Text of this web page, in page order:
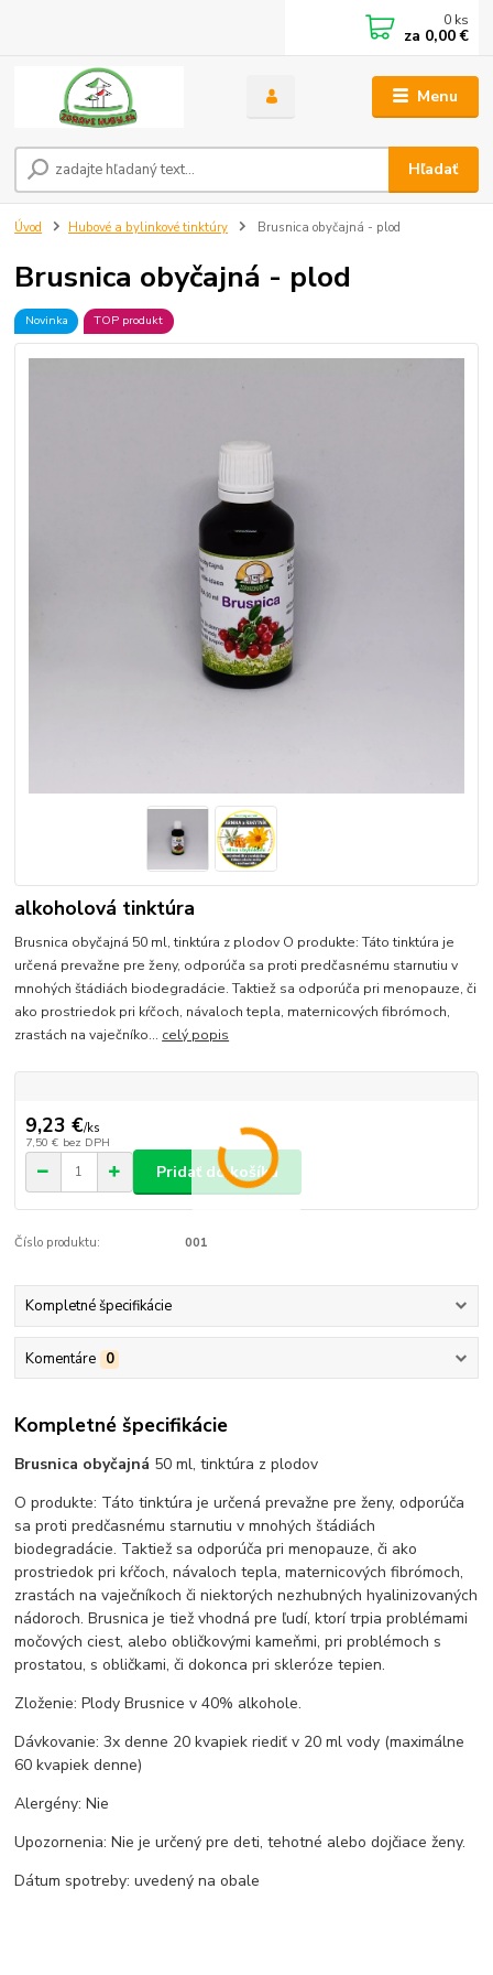
Menu
Hľadať
0 ks
za 0,00 €
Úvod Hubové a bylinkové tinktúry Brusnica obyčajná - plod
Brusnica obyčajná - plod
Novinka TOP produkt
alkoholová tinktúra
Brusnica obyčajná 50 ml, tinktúra z plodov O produkte: Táto tinktúra je
určená prevažne pre ženy, odporúča sa proti predčasnému starnutiu v
mnohých štádiách biodegradácie. Taktiež sa odporúča pri menopauze, či
ako prostriedok pri kŕčoch, návaloch tepla, maternicových fibrómoch,
zrastách na vaječníko... celý popis
9,23 €/ks
7,50 € bez DPH
Pridať do košíka
Číslo produktu: 001
Kompletné špecifikácie
Komentáre 0
Kompletné špecifikácie
Brusnica obyčajná 50 ml, tinktúra z plodov
O produkte: Táto tinktúra je určená prevažne pre ženy, odporúča
sa proti predčasnému starnutiu v mnohých štádiách
biodegradácie. Taktiež sa odporúča pri menopauze, či ako
prostriedok pri kŕčoch, návaloch tepla, maternicových fibrómoch,
zrastách na vaječníkoch či niektorých nezhubných hyalinizovaných
nádoroch. Brusnica je tiež vhodná pre ľudí, ktorí trpia problémami
močových ciest, alebo obličkovými kameňmi, pri problémoch s
prostatou, s obličkami, či dokonca pri skleróze tepien.
Zloženie: Plody Brusnice v 40% alkohole.
Dávkovanie: 3x denne 20 kvapiek riediť v 20 ml vody (maximálne
60 kvapiek denne)
Alergény: Nie
Upozornenia: Nie je určený pre deti, tehotné alebo dojčiace ženy.
Dátum spotreby: uvedený na obale